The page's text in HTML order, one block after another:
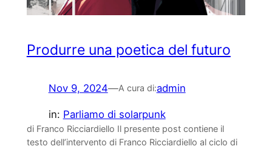
Produrre una poetica del futuro
Nov 9, 2024—A cura di:admin
in: Parliamo di solarpunk
di Franco Ricciardiello Il presente post contiene il
testo dell’intervento di Franco Ricciardiello al ciclo di